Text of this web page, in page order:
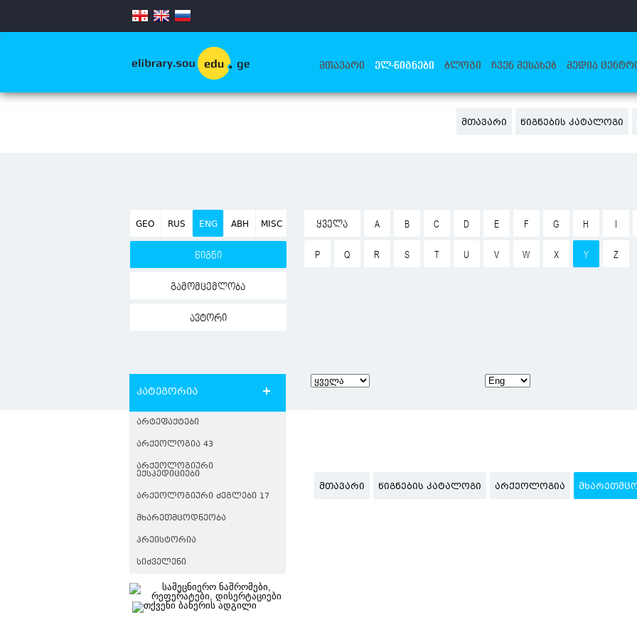
.
ᲛᲗᲐᲕᲐᲠᲘ ᲔᲚ-ᲬᲘᲒᲜᲔᲑᲘ ᲑᲚᲝᲒᲘ ᲩᲕᲔᲜ ᲨᲔᲡᲐᲮᲔᲑ ᲛᲔᲓᲘᲐ
ᲛᲗᲐᲕᲐᲠᲘ ᲬᲘᲒᲜᲔᲑᲘᲡ ᲙᲐᲢᲐᲚᲝᲒᲘ
GEO RUS ENG ABH MISC
წიგნი
გამომცემლობა
ავტორი
ᲧᲕᲔᲚᲐ A B C D E F G H
P Q R S T U V W X Y Z
კატეგორია
ᲐᲠᲢᲔᲤᲐᲥᲢᲔᲑᲘ
ᲐᲠᲥᲔᲝᲚᲝᲒᲘᲐ 43
ᲐᲠᲥᲔᲝᲚᲝᲒᲘᲣᲠᲘ
ᲔᲥᲡᲞᲔᲓᲘᲪᲘᲔᲑᲘ
ᲐᲠᲥᲔᲝᲚᲝᲒᲘᲣᲠᲘ ᲫᲔᲒᲚᲔᲑᲘ 17
ᲛᲮᲐᲠᲔᲗᲛᲪᲝᲓᲜᲔᲝᲑᲐ
ᲞᲠᲔᲘᲡᲢᲝᲠᲘᲐ
ᲡᲘᲫᲕᲔᲚᲔᲜᲘ
ᲛᲗᲐᲕᲐᲠᲘ ᲬᲘᲒᲜᲔᲑᲘᲡ ᲙᲐᲢᲐᲚᲝᲒᲘ ᲐᲠᲥᲔᲝᲚᲝᲒᲘᲐ